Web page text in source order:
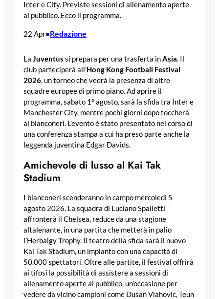
Inter e City. Previste sessioni di allenamento aperte
al pubblico. Ecco il programma.
22 Apr•Redazione
La Juventus si prepara per una trasferta inAsia. Il
club parteciperà all’Hong Kong Football Festival
2026, un torneo che vedrà la presenza di altre
squadre europee di primo piano. Ad aprire il
programma, sabato 1° agosto, sarà la sfida tra Inter e
Manchester City, mentre pochi giorni dopo toccherà
ai bianconeri. L’evento è stato presentato nel corso di
una conferenza stampa a cui ha preso parte anche la
leggenda juventina Edgar Davids.
Amichevole di lusso al Kai Tak
Stadium
I bianconeri scenderanno in campo mercoledì 5
agosto 2026. La squadra di Luciano Spalletti
affronterà il Chelsea, reduce da una stagione
altalenante, in una partita che metterà in palio
l’Herbalgy Trophy. Il teatro della sfida sarà il nuovo
Kai Tak Stadium, un impianto con una capacità di
50.000 spettatori. Oltre alle partite, il festival offrirà
ai tifosi la possibilità di assistere a sessioni di
allenamento aperte al pubblico, un’occasione per
vedere da vicino campioni come Dusan Vlahovic, Teun